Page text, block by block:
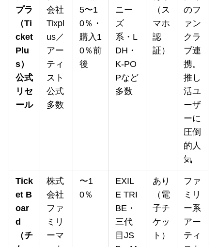
プラ
（Ti
cket
Plu
s）
公式
リセ
ール
会社
Tixpl
us／
アー
ティ
スト
公式
多数
5〜1
0％・
購入1
0％前
後
ニー
ズ
系・L
DH・
K-PO
Pなど
多数
（ス
マホ
認
証）
のフ
ァン
クラ
ブ連
携。
推し
活ユ
ーザ
ーに
圧倒
的人
気
Tick
et B
oar
d
（チ
株式
会社
ファ
ミリ
ーマ
〜1
0％
EXIL
E TRI
BE・
三代
目JS
あり
（電
子チ
ケッ
ト）
ファ
ミリ
ー系
アー
ティ